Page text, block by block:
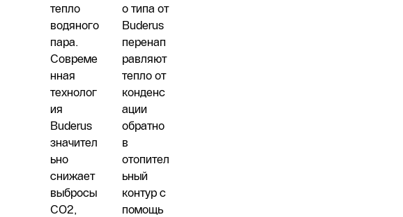
тепло
водяного
пара.
Совреме
нная
технолог
ия
Buderus
значител
ьно
снижает
выбросы
CO2,
о типа от
Buderus
перенап
равляют
тепло от
конденс
ации
обратно
в
отопител
ьный
контур с
помощь